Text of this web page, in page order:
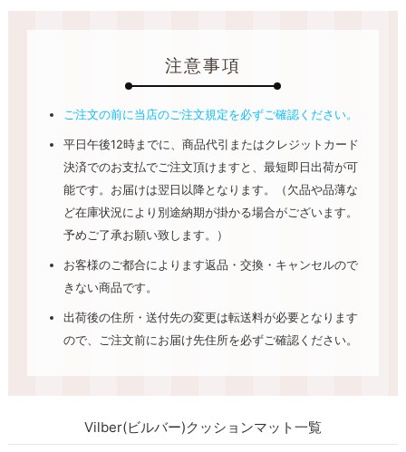
注意事項
ご注文の前に当店のご注文規定を必ずご確認ください。
平日午後12時までに、商品代引またはクレジットカード
決済でのお支払でご注文頂けますと、最短即日出荷が可
能です。お届けは翌日以降となります。（欠品や品薄な
ど在庫状況により別途納期が掛かる場合がございます。
予めご了承お願い致します。）
お客様のご都合によります返品・交換・キャンセルので
きない商品です。
出荷後の住所・送付先の変更は転送料が必要となります
ので、ご注文前にお届け先住所を必ずご確認ください。
Vilber(ビルバー)クッションマット一覧